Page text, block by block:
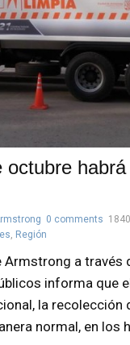
octubre
0 comments
Región
Armstrong a través
informa que
la recolección
normal, en los